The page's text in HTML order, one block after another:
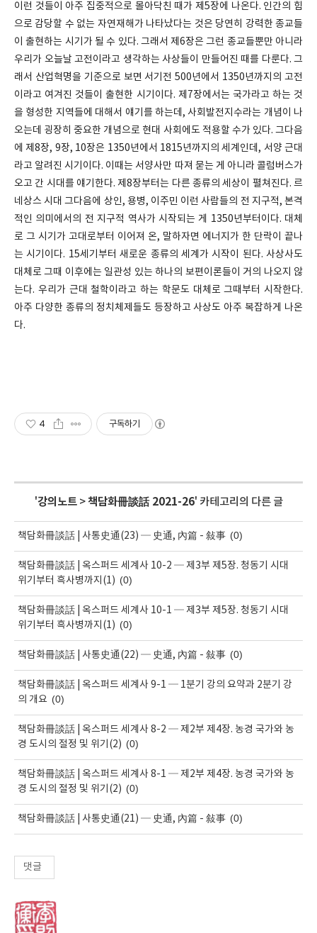
이런 것들이 아주 집중적으로 몰아닥친 때가 제5장에 나온다. 인간의 힘
으로 감당할 수 없는 자연재해가 나타났다는 것은 당연히 강력한 종교들
이 출현하는 시기가 될 수 있다. 그래서 제6장은 그런 종교들뿐만 아니라
우리가 오늘날 고전이라고 생각하는 사상들이 만들어진 때를 다룬다. 그
래서 산업혁명을 기준으로 보면 서기전 500년에서 1350년까지의 고전
이라고 여겨진 것들이 출현한 시기이다. 제7장에서는 국가라고 하는 것
을 형성한 지역들에 대해서 얘기를 하는데, 사회발전지수라는 개념이 나
오는데 굉장히 중요한 개념으로 현대 사회에도 적용할 수가 있다. 그다음
에 제8장, 9장, 10장은 1350년에서 1815년까지의 세계인데, 서양 근대
라고 알려진 시기이다. 이때는 서양사만 따져 묻는 게 아니라 콜럼버스가
오고 간 시대를 얘기한다. 제8장부터는 다른 종류의 세상이 펼쳐진다. 르
네상스 시대 그다음에 상인, 용병, 이주민 이런 사람들의 전 지구적, 본격
적인 의미에서의 전 지구적 역사가 시작되는 게 1350년부터이다. 대체
로 그 시기가 고대로부터 이어져 온, 말하자면 에너지가 한 단락이 끝나
는 시기이다. 15세기부터 새로운 종류의 세계가 시작이 된다. 사상사도
대체로 그때 이후에는 일관성 있는 하나의 보편이론들이 거의 나오지 않
는다. 우리가 근대 철학이라고 하는 학문도 대체로 그때부터 시작한다.
아주 다양한 종류의 정치체제들도 등장하고 사상도 아주 복잡하게 나온
다.
4 구독하기
'강의노트>책담화冊談話 2021-26' 카테고리의 다른 글
책담화冊談話 | 사통史通(23) ─ 史通, 內篇 - 敍事 (0)
책담화冊談話 | 옥스퍼드 세계사 10-2 ─ 제3부 제5장. 청동기 시대
위기부터 흑사병까지(1) (0)
책담화冊談話 | 옥스퍼드 세계사 10-1 ─ 제3부 제5장. 청동기 시대
위기부터 흑사병까지(1) (0)
책담화冊談話 | 사통史通(22) ─ 史通, 內篇 - 敍事 (0)
책담화冊談話 | 옥스퍼드 세계사 9-1 ─ 1분기 강의 요약과 2분기 강
의 개요 (0)
책담화冊談話 | 옥스퍼드 세계사 8-2 ─ 제2부 제4장. 농경 국가와 농
경 도시의 절정 및 위기(2) (0)
책담화冊談話 | 옥스퍼드 세계사 8-1 ─ 제2부 제4장. 농경 국가와 농
경 도시의 절정 및 위기(2) (0)
책담화冊談話 | 사통史通(21) ─ 史通, 內篇 - 敍事 (0)
댓글